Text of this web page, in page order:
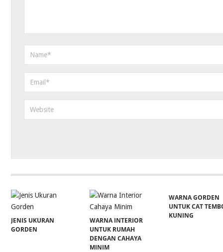
JENIS UKURAN
GORDEN
WARNA INTERIOR
UNTUK RUMAH
DENGAN CAHAYA
MINIM
WARNA GORDEN
UNTUK CAT
KUNING